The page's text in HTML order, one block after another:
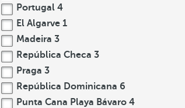
Portugal 4
El Algarve 1
Madeira 3
República Checa 3
Praga 3
República Dominicana 6
Punta Cana Playa Bávaro 4